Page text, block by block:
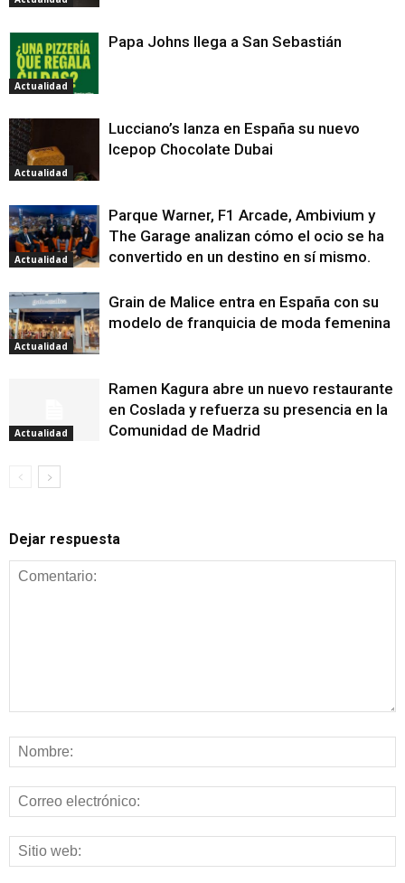
Actualidad
Papa Johns llega a San Sebastián
Actualidad
Lucciano’s lanza en España su nuevo
Icepop Chocolate Dubai
Actualidad
Parque Warner, F1 Arcade, Ambivium y
The Garage analizan cómo el ocio se ha
convertido en un destino en sí mismo.
Actualidad
Grain de Malice entra en España con su
modelo de franquicia de moda femenina
Actualidad
Ramen Kagura abre un nuevo restaurante
en Coslada y refuerza su presencia en la
Comunidad de Madrid
Dejar respuesta